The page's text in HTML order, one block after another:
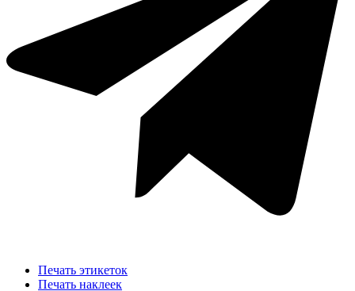
Печать этикеток
Печать наклеек